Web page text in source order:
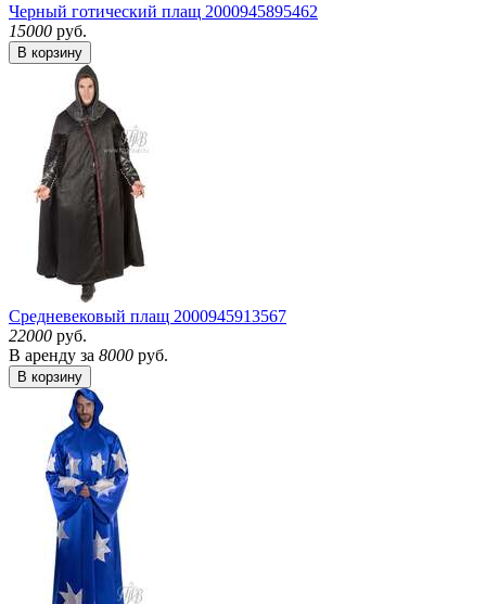
Черный готический плащ 2000945895462
15000 руб.
В корзину
Средневековый плащ 2000945913567
22000 руб.
В аренду за 8000 руб.
В корзину